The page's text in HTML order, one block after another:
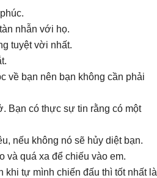
nhẫn với họ.
tuyệt vời nhất.
về bạn nên bạn không cần phải
Bạn có thực sự tin rằng có một
nếu không nó sẽ hủy diệt bạn.
và quá xa để chiếu vào em.
khi tự mình chiến đấu thì tốt nhất là